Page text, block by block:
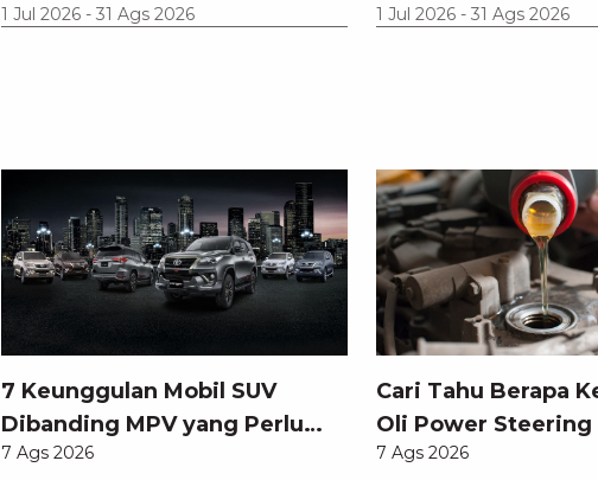
1 Jul 2026 - 31 Ags 2026 1 Jul 2026 - 31 Ags 2026
7 Keunggulan Mobil SUV
Dibanding MPV yang Perlu
Anda Ketahui
7 Ags 2026
Cari Tahu Berapa
Oli Power Steering
Memilihnya
7 Ags 2026